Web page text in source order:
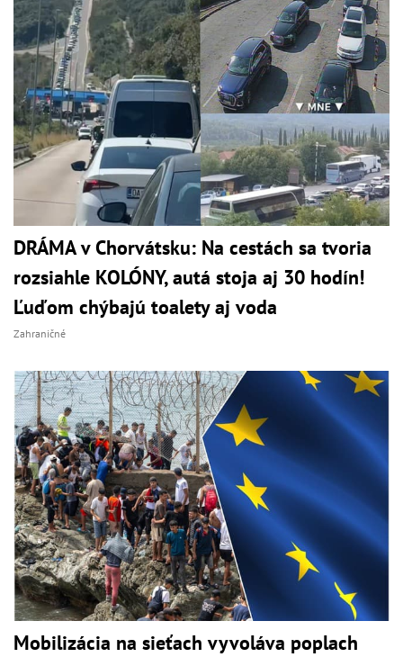
DRÁMA v Chorvátsku: Na cestách sa tvoria
rozsiahle KOLÓNY, autá stoja aj 30 hodín!
Ľuďom chýbajú toalety aj voda
Zahraničné
Mobilizácia na sieťach vyvoláva poplach